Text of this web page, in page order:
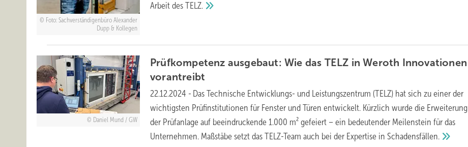
Foto: Sachverständigenbüro Alexander
Dupp & Kollegen
Arbeit desTELZ.
Daniel Mund / GW
Prüfkompetenz ausgebaut: Wie das TELZ in Weroth Innovationen
vorantreibt
22.12.2024 - Das Technische Entwicklungs- und Leistungszentrum (TELZ) hat sich zu einer der
wichtigsten Prüfinstitutionen für Fenster und Türen entwickelt. Kürzlich wurde die Erweiterung
der Prüfanlage auf beeindruckende 1.000 m² gefeiert – ein bedeutender Meilenstein für das
Unternehmen. Maßstäbe setzt das TELZ-Team auch bei der Expertise inSchadensfällen.